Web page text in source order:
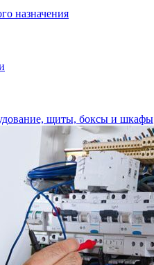
назначения
щиты, боксы и шкафы